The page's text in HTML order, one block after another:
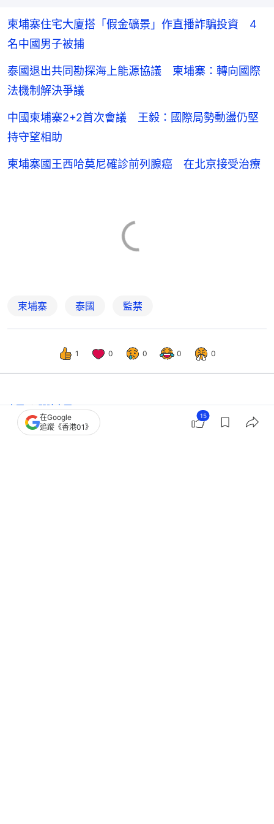
柬埔寨住宅大廈搭「假金礦景」作直播詐騙投資 4
名中國男子被捕
泰國退出共同勘探海上能源協議 柬埔寨：轉向國際
法機制解決爭議
中國柬埔寨2+2首次會議 王毅：國際局勢動盪仍堅
持守望相助
柬埔寨國王西哈莫尼確診前列腺癌 在北京接受治療
柬埔寨 泰國 監禁
1 0 0 0 0
中國 即時中國
國防部：巨額軍購是民進黨當局壓榨民
在Google
追蹤《香港01》
15